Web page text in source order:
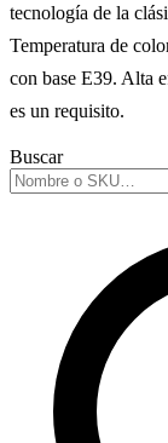
tecnología de la
Temperatura de
con base E39. Alta
es un requisito.
Buscar